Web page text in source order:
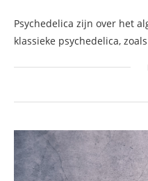
Psychedelica zijn over het
klassieke psychedelica,